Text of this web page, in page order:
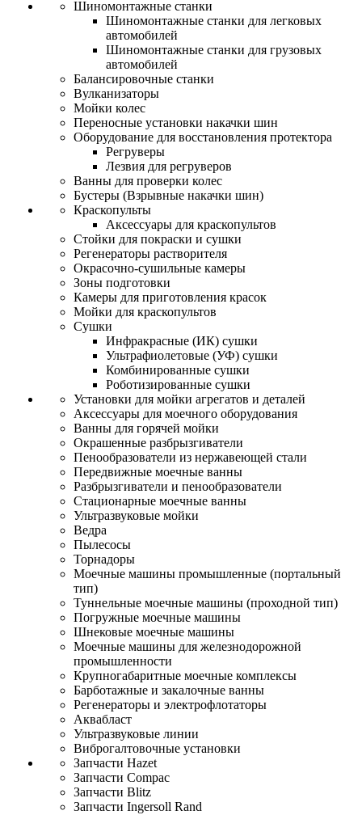
Шиномонтажные станки
Шиномонтажные станки для легковых
автомобилей
Шиномонтажные станки для грузовых
автомобилей
Балансировочные станки
Вулканизаторы
Мойки колес
Переносные установки накачки шин
Оборудование для восстановления протектора
Регруверы
Лезвия для регруверов
Ванны для проверки колес
Бустеры (Взрывные накачки шин)
Краскопульты
Аксессуары для краскопультов
Стойки для покраски и сушки
Регенераторы растворителя
Окрасочно-сушильные камеры
Зоны подготовки
Камеры для приготовления красок
Мойки для краскопультов
Сушки
Инфракрасные (ИК) сушки
Ультрафиолетовые (УФ) сушки
Комбинированные сушки
Роботизированные сушки
Установки для мойки агрегатов и деталей
Аксессуары для моечного оборудования
Ванны для горячей мойки
Окрашенные разбрызгиватели
Пенообразователи из нержавеющей стали
Передвижные моечные ванны
Разбрызгиватели и пенообразователи
Стационарные моечные ванны
Ультразвуковые мойки
Ведра
Пылесосы
Торнадоры
Моечные машины промышленные (портальный
тип)
Туннельные моечные машины (проходной тип)
Погружные моечные машины
Шнековые моечные машины
Моечные машины для железнодорожной
промышленности
Крупногабаритные моечные комплексы
Барботажные и закалочные ванны
Регенераторы и электрофлотаторы
Аквабласт
Ультразвуковые линии
Виброгалтовочные установки
Запчасти Hazet
Запчасти Compac
Запчасти Blitz
Запчасти Ingersoll Rand